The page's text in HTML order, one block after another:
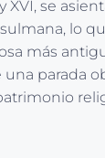
XVI, se
lo
más
una parada